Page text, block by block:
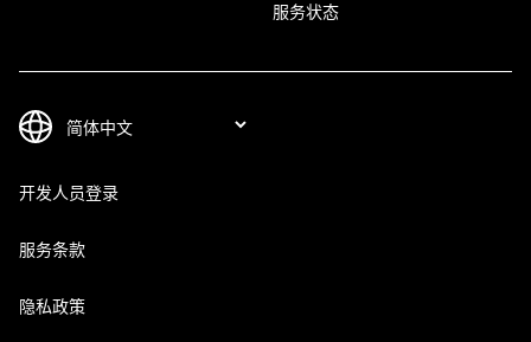
服务状态
开发人员登录
服务条款
隐私政策